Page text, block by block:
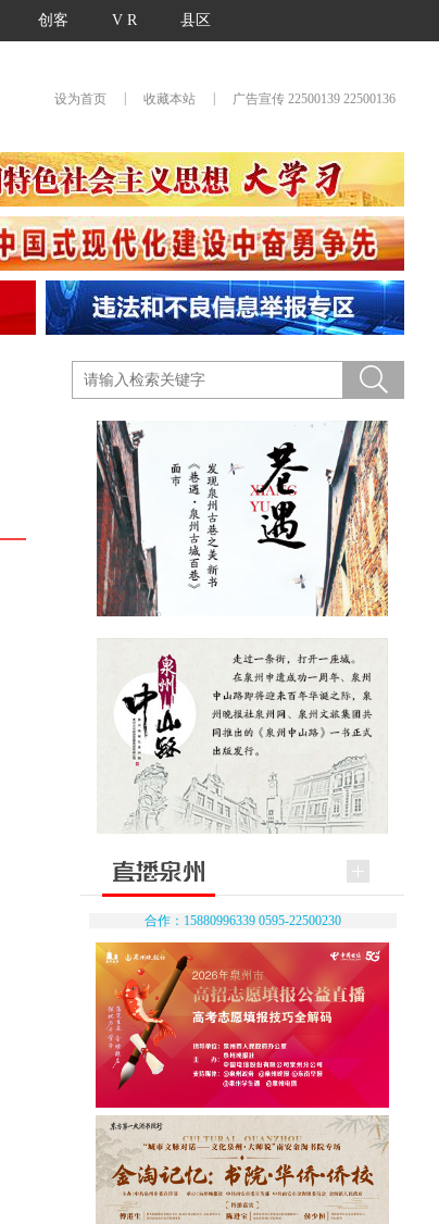
创客 V R 县区
设为首页 收藏本站 广告宣传 22500139 22500136
合作：15880996339 0595-22500230